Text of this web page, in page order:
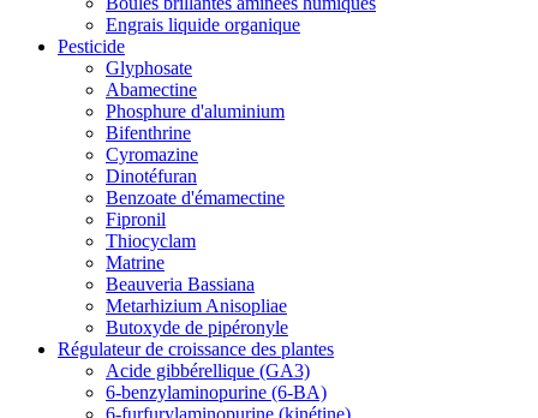
Engrais liquide organique
Pesticide
Glyphosate
Abamectine
Phosphure d'aluminium
Bifenthrine
Cyromazine
Dinotéfuran
Benzoate d'émamectine
Fipronil
Thiocyclam
Matrine
Beauveria Bassiana
Metarhizium Anisopliae
Butoxyde de pipéronyle
Régulateur de croissance des plantes
Acide gibbérellique (GA3)
6-benzylaminopurine (6-BA)
6-furfurylaminopurine (kinétine)